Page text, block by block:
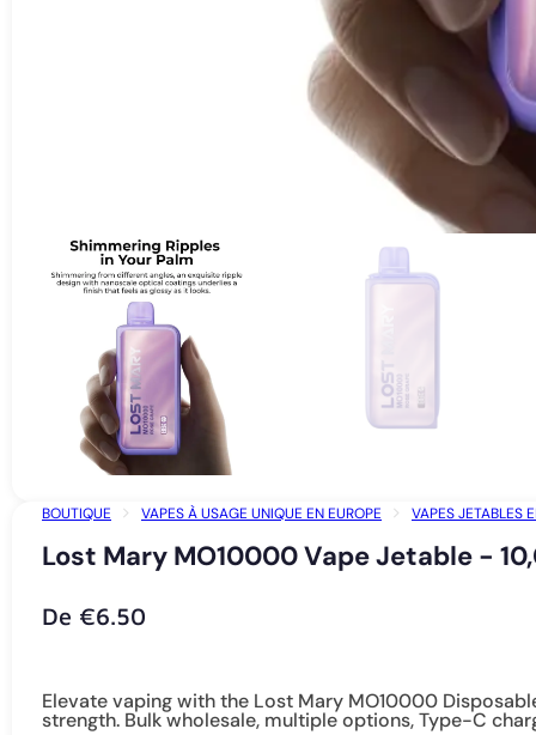
BOUTIQUE VAPES À USAGE UNIQUE EN EUROPE VAPES JETABLES
Lost Mary MO10000 Vape Jetable -
De €6.50
Elevate vaping with the Lost Mary MO10000
strength. Bulk wholesale, multiple options, Type-C